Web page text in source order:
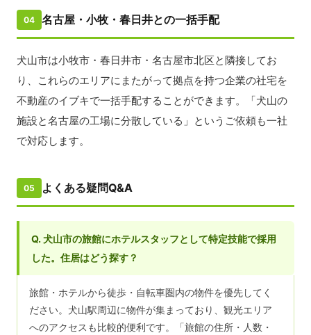
04 名古屋・小牧・春日井との一括手配
犬山市は小牧市・春日井市・名古屋市北区と隣接してお
り、これらのエリアにまたがって拠点を持つ企業の社宅を
不動産のイブキで一括手配することができます。「犬山の
施設と名古屋の工場に分散している」というご依頼も一社
で対応します。
05 よくある疑問Q&A
Q. 犬山市の旅館にホテルスタッフとして特定技能で採用
した。住居はどう探す？
旅館・ホテルから徒歩・自転車圏内の物件を優先してく
ださい。犬山駅周辺に物件が集まっており、観光エリア
へのアクセスも比較的便利です。「旅館の住所・人数・